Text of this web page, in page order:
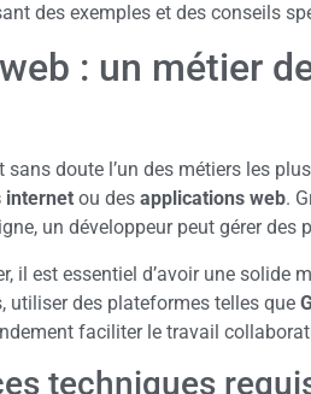
des exemples et des conseils
: un métier
sans doute l’un des métiers les
internet ou des applications web.
un développeur peut gérer des
il est essentiel d’avoir une solide
utiliser des plateformes telles que
faciliter le travail
techniques